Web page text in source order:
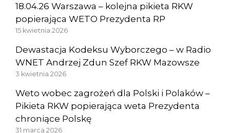
18.04.26 Warszawa – kolejna pikieta RKW
popierająca WETO Prezydenta RP
15 kwietnia 2026
Dewastacja Kodeksu Wyborczego – w Radio
WNET Andrzej Zdun Szef RKW Mazowsze
3 kwietnia 2026
Weto wobec zagrożeń dla Polski i Polaków –
Pikieta RKW popierająca weta Prezydenta
chroniące Polskę
31 marca 2026